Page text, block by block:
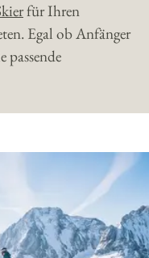
für Ihren
Egal ob Anfänger